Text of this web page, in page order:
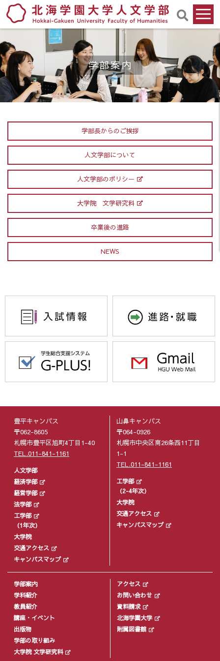
学部案内
学部長からのご挨拶
人文学部について
人文学部のポリシー
大学院 文学研究科
卒業後の進路
NEWS
豊平キャンパス
〒062-8605
札幌市豊平区旭町4丁目1-40
TEL.011-841-1161
人文学部
経済学部
経営学部
法学部
工学部
（1年次）
大学院
交通アクセス
キャンパスマップ
山鼻キャンパス
〒064-0926
札幌市中央区南26条西11丁目
1-1
TEL.011-841-1161
工学部
（2-4年次）
大学院
交通アクセス
キャンパスマップ
学部案内
学科紹介
教員紹介
講座・イベント
出版物
学部の取り組み
大学院 文学研究科
アクセス
お問い合わせ
資料請求
北海学園大学
附属図書館